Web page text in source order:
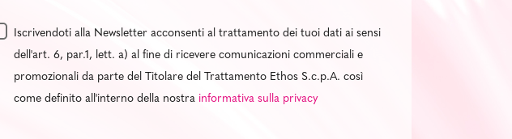
Iscrivendoti alla Newsletter acconsenti al trattamento dei tuoi dati ai sensi
dell'art. 6, par.1, lett. a) al fine di ricevere comunicazioni commerciali e
promozionali da parte del Titolare del Trattamento Ethos S.c.p.A. così
come definito all'interno della nostra informativa sulla privacy